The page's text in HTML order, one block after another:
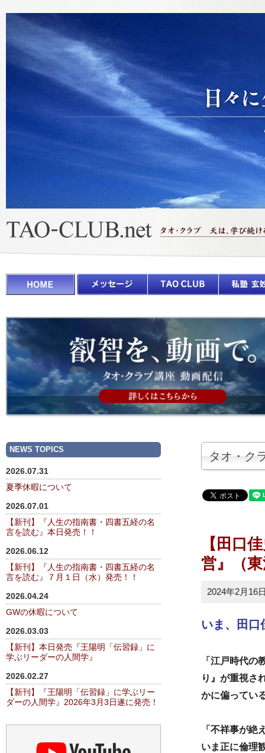
タオ・ク
【田口
営』（
2024年2月16
いま、田口
「江戸時代
り』が重視さ
かに偏ってい
「不祥事が
いま正に倫理
NEWS TOPICS
2026.07.31
夏季休暇について
2026.07.01
【新刊】『人生の指南書・四書五経の名
言を読む』本日発売！！
2026.06.12
【新刊】『人生の指南書・四書五経の名
言を読む』７月１日（水）発売！！
2026.04.24
GWの休暇について
2026.03.03
【新刊】本日発売『王陽明「伝習録」に
学ぶリーダーの人間学』
2026.02.27
【新刊】『王陽明「伝習録」に学ぶリー
ダーの人間学』2026年3月3日遂に発売！